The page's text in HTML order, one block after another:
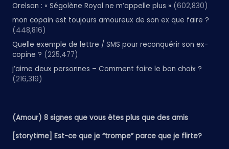
Orelsan : « Ségolène Royal ne m’appelle plus » (602,830)
mon copain est toujours amoureux de son ex que faire ?
(448,816)
Quelle exemple de lettre / SMS pour reconquérir son ex-
copine ? (225,477)
j’aime deux personnes – Comment faire le bon choix ?
(216,319)
(Amour) 8 signes que vous êtes plus que des amis
[storytime] Est-ce que je “trompe” parce que je flirte?